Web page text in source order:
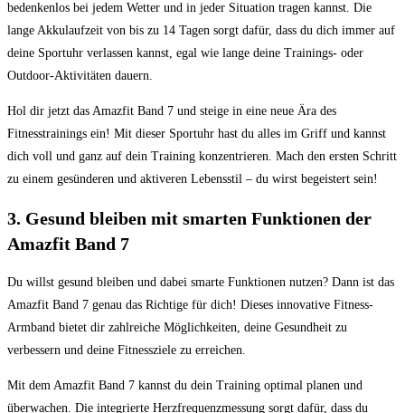
bedenkenlos bei jedem Wetter und in jeder Situation tragen kannst. Die
lange Akkulaufzeit von bis zu 14 Tagen sorgt dafür, dass du dich immer auf
deine Sportuhr verlassen kannst, egal wie lange deine Trainings- oder
Outdoor-Aktivitäten dauern.
Hol dir jetzt das Amazfit Band 7 und steige in eine neue Ära des
Fitnesstrainings ein! Mit dieser Sportuhr hast du alles im Griff und kannst
dich voll und ganz auf dein Training konzentrieren. Mach den ersten Schritt
zu einem gesünderen und aktiveren Lebensstil – du wirst begeistert sein!
3. Gesund bleiben mit smarten Funktionen der
Amazfit Band 7
Du willst gesund bleiben und dabei smarte Funktionen nutzen? Dann ist das
Amazfit Band 7 genau das Richtige für dich! Dieses innovative Fitness-
Armband bietet dir zahlreiche Möglichkeiten, deine Gesundheit zu
verbessern und deine Fitnessziele zu erreichen.
Mit dem Amazfit Band 7 kannst du dein Training optimal planen und
überwachen. Die integrierte Herzfrequenzmessung sorgt dafür, dass du